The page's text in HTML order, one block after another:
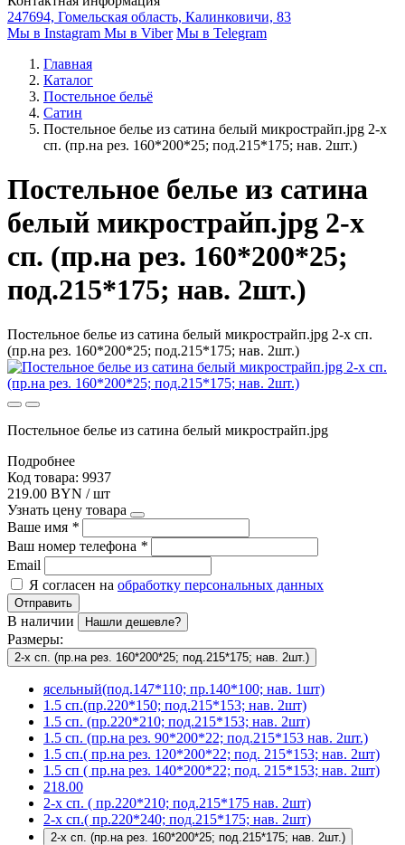
247694, Гомельская область, Калинковичи, 83
Мы в Instagram Мы в Viber Мы в Telegram
Главная
Каталог
Постельное бельё
Сатин
Постельное белье из сатина белый микрострайп.jpg 2-х
сп. (пр.на рез. 160*200*25; под.215*175; нав. 2шт.)
Постельное белье из сатина
белый микрострайп.jpg 2-х
сп. (пр.на рез. 160*200*25;
под.215*175; нав. 2шт.)
Постельное белье из сатина белый микрострайп.jpg 2-х сп.
(пр.на рез. 160*200*25; под.215*175; нав. 2шт.)
Постельное белье из сатина белый микрострайп.jpg
Подробнее
Код товара: 9937
219.00 BYN / шт
Узнать цену товара
Ваше имя *
Ваш номер телефона *
Email
Я согласен на обработку персональных данных
Отправить
В наличии Нашли дешевле?
Размеры:
2-х сп. (пр.на рез. 160*200*25; под.215*175; нав. 2шт.)
ясельный(под.147*110; пр.140*100; нав. 1шт)
1.5 сп.(пр.220*150; под.215*153; нав. 2шт)
1.5 сп. (пр.220*210; под.215*153; нав. 2шт)
1.5 сп. (пр.на рез. 90*200*22; под.215*153 нав. 2шт.)
1.5 сп.( пр.на рез. 120*200*22; под. 215*153; нав. 2шт)
1.5 сп ( пр.на рез. 140*200*22; под. 215*153; нав. 2шт)
218.00
2-х сп. ( пр.220*210; под.215*175 нав. 2шт)
2-х сп.( пр.220*240; под.215*175; нав. 2шт)
2-х сп. (пр.на рез. 160*200*25; под.215*175; нав. 2шт.)